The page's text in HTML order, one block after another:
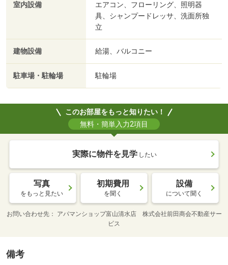
室内設備
エアコン、フローリング、照明器
具、シャンプードレッサ、洗面所独
立
建物設備 給湯、バルコニー
駐車場・駐輪場 駐輪場
このお部屋をもっと知りたい！
無料・簡単入力2項目
実際に物件を見学 したい
写真
をもっと見たい
初期費用
を聞く
設備
について聞く
お問い合わせ先
アパマンショップ富山清水店 株式会社前田商会不動産サー
ビス
備考